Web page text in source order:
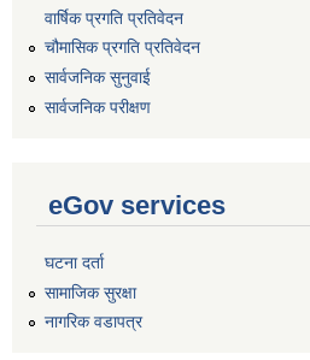
वार्षिक प्रगति प्रतिवेदन
चौमासिक प्रगति प्रतिवेदन
सार्वजनिक सुनुवाई
सार्वजनिक परीक्षण
eGov services
घटना दर्ता
सामाजिक सुरक्षा
नागरिक वडापत्र